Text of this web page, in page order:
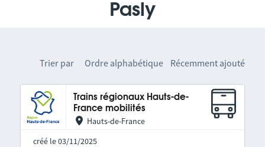
Pasly
Trier par Ordre alphabétique Récemment ajouté
Trains régionaux Hauts-de-
France mobilités
Hauts-de-France
créé le 03/11/2025